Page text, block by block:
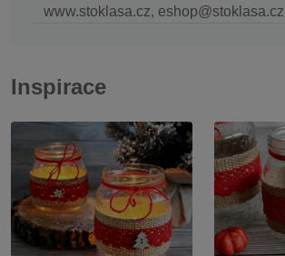
www.stoklasa.cz, eshop@stoklasa.cz
Inspirace